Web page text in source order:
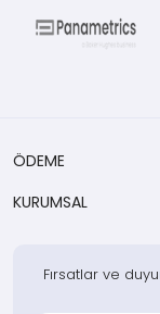
ÖDEME
KURUMSAL
Fırsatlar ve